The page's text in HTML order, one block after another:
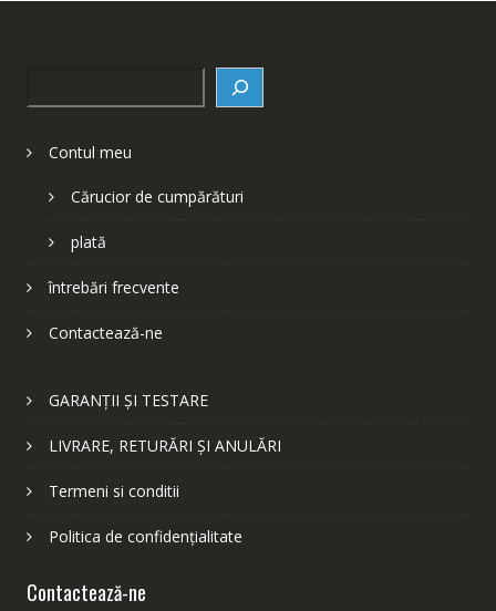
Contul meu
Cărucior de cumpărături
plată
întrebări frecvente
Contactează-ne
GARANȚII ȘI TESTARE
LIVRARE, RETURĂRI ȘI ANULĂRI
Termeni si conditii
Politica de confidențialitate
Contactează-ne